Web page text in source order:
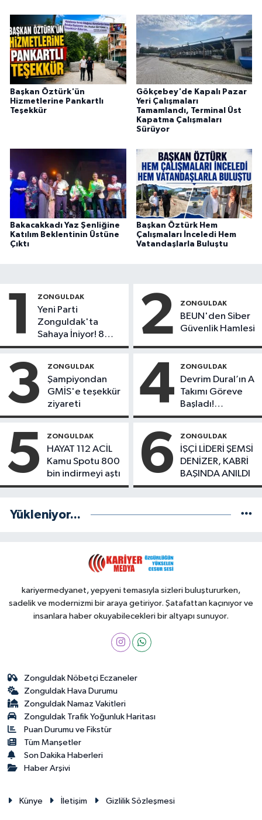
Başkan Öztürk'ün
Hizmetlerine Pankartlı
Teşekkür
Gökçebey'de Kapalı Pazar
Yeri Çalışmaları
Tamamlandı, Terminal Üst
Kapatma Çalışmaları
Sürüyor
Bakacakkadı Yaz Şenliğine
Katılım Beklentinin Üstüne
Çıktı
Başkan Öztürk Hem
Çalışmaları İnceledi Hem
Vatandaşlarla Buluştu
1 ZONGULDAK
Yeni Parti
Zonguldak'ta
Sahaya İniyor! 8
İlçede Kurucu
Başladı
2 ZONGULDAK
BEUN'den Siber
Güvenlik Hamlesi
3 ZONGULDAK
Şampiyondan
GMİS'e teşekkür
ziyareti
4 ZONGULDAK
Devrim Dural’ın A
Takımı Göreve
Başladı!
Yönetimde
5 ZONGULDAK
HAYAT 112 ACİL
Kamu Spotu 800
bin indirmeyi aştı
6 ZONGULDAK
İŞÇİ LİDERİ ŞEMSİ
DENİZER, KABRİ
BAŞINDA ANILDI
Yükleniyor...
kariyermedyanet, yepyeni temasıyla sizleri buluştururken,
sadelik ve modernizmi bir araya getiriyor. Şatafattan kaçınıyor ve
insanlara haber okuyabilecekleri bir altyapı sunuyor.
Zonguldak Nöbetçi Eczaneler
Zonguldak Hava Durumu
Zonguldak Namaz Vakitleri
Zonguldak Trafik Yoğunluk Haritası
Puan Durumu ve Fikstür
Tüm Manşetler
Son Dakika Haberleri
Haber Arşivi
Künye İletişim Gizlilik Sözleşmesi